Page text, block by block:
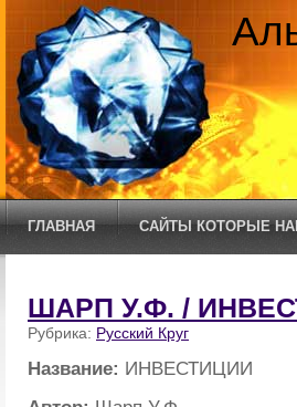
ГЛАВНАЯ САЙТЫ КОТОРЫЕ
ШАРП У.Ф. /
Рубрика: Русский Круг
Название: ИНВЕСТИЦИИ